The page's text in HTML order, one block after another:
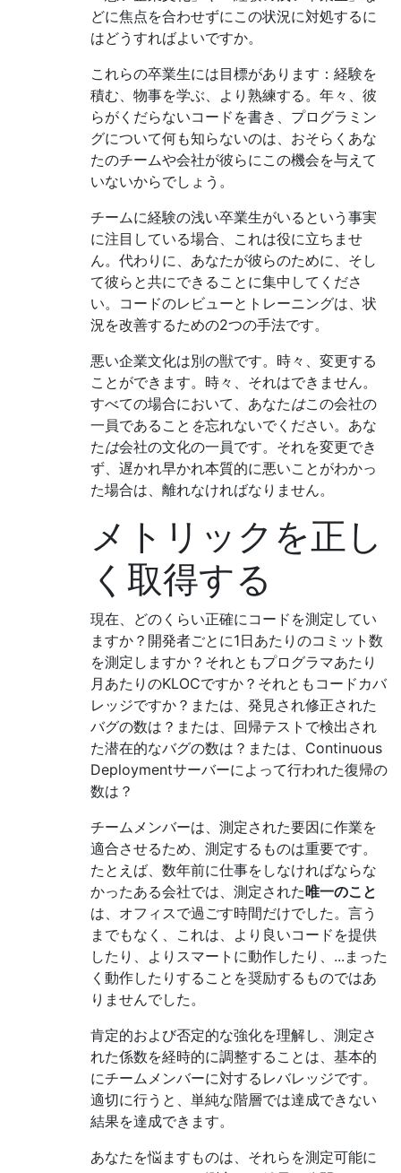
どに焦点を合わせずにこの状況に対処するに
はどうすればよいですか。
これらの卒業生には目標があります：経験を
積む、物事を学ぶ、より熟練する。年々、彼
らがくだらないコードを書き、プログラミン
グについて何も知らないのは、おそらくあな
たのチームや会社が彼らにこの機会を与えて
いないからでしょう。
チームに経験の浅い卒業生がいるという事実
に注目している場合、これは役に立ちませ
ん。代わりに、あなたが彼らのために、そし
て彼らと共にできることに集中してくださ
い。コードのレビューとトレーニングは、状
況を改善するための2つの手法です。
悪い企業文化は別の獣です。時々、変更する
ことができます。時々、それはできません。
すべての場合において、あなたはこの会社の
一員であること を忘れないでください。あな
たは会社の文化の一員です。それを変更でき
ず、遅かれ早かれ本質的に悪いことがわかっ
た場合は、離れなければなりません。
メトリックを正し
く取得する
現在、どのくらい正確にコードを測定してい
ますか？開発者ごとに1日あたりのコミット数
を測定しますか？それともプログラマあたり
月あたりのKLOCですか？それともコードカバ
レッジですか？または、発見され修正された
バグの数は？または、回帰テストで検出され
た潜在的なバグの数は？または、Continuous
Deploymentサーバーによって行われた復帰の
数は？
チームメンバーは、測定された要因に作業を
適合させるため、測定するものは重要です。
たとえば、数年前に仕事をしなければならな
かったある会社では、測定された唯一のこと
は、オフィスで過ごす時間だけでした。言う
までもなく、これは、より良いコードを提供
したり、よりスマートに動作したり、...まった
く動作したりすることを奨励するものではあ
りませんでした。
肯定的および否定的な強化を理解し、測定さ
れた係数を経時的に調整することは、基本的
にチームメンバーに対するレバレッジです。
適切に行うと、単純な階層では達成できない
結果を達成できます。
あなたを悩ますものは、それらを測定可能に